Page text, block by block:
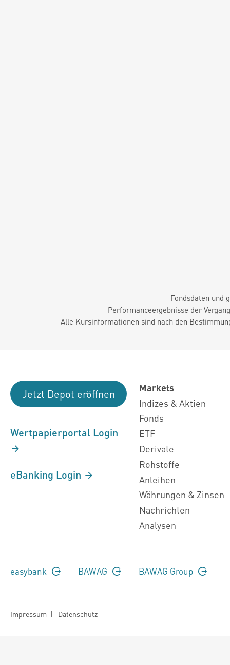
Fondsdaten und
Performanceergebnisse der
Alle Kursinformationen sind nach den
Jetzt Depot eröffnen
Wertpapierportal Login
eBanking Login
Markets
Indizes & Aktien
Fonds
ETF
Derivate
Rohstoffe
Anleihen
Währungen & Zinsen
Nachrichten
Analysen
easybank BAWAG BAWAG Group
Impressum | Datenschutz